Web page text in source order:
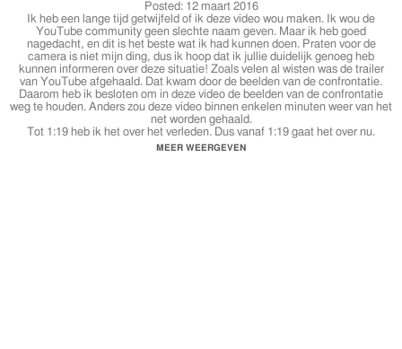
Posted:12 maart 2016
Ik heb een lange tijd getwijfeld of ik deze video wou maken. Ik wou de
YouTube community geen slechte naam geven. Maar ik heb goed
nagedacht, en dit is het beste wat ik had kunnen doen. Praten voor de
camera is niet mijn ding, dus ik hoop dat ik jullie duidelijk genoeg heb
kunnen informeren over deze situatie! Zoals velen al wisten was de trailer
van YouTube afgehaald. Dat kwam door de beelden van de confrontatie.
Daarom heb ik besloten om in deze video de beelden van de confrontatie
weg te houden. Anders zou deze video binnen enkelen minuten weer van het
net worden gehaald.
Tot 1:19 heb ik het over het verleden. Dus vanaf 1:19 gaat het over nu.
MEER WEERGEVEN